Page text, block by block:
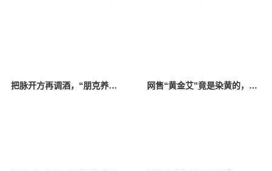
把脉开方再调酒，“朋克养生”把中医请进了酒吧 网售“黄金艾”竟是染黄的，泡脚包霉菌超标，在家养生竟“有毒”？